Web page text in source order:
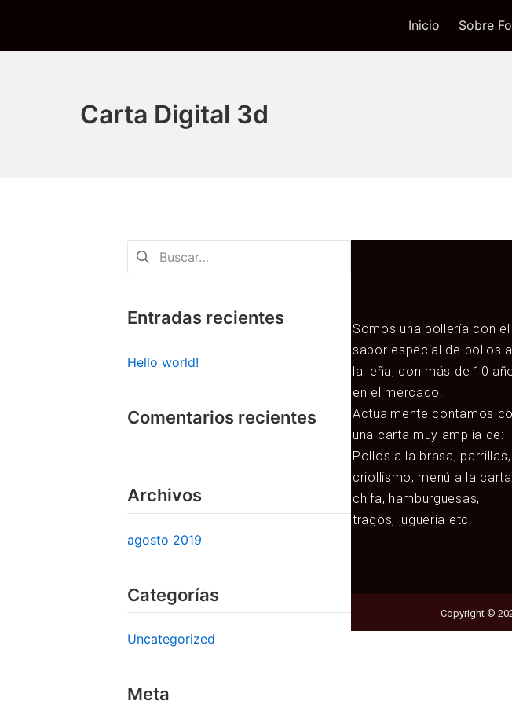
Inicio Sobre
Carta Digital 3d
Entradas recientes
Hello world!
Comentarios recientes
Archivos
agosto 2019
Categorías
Uncategorized
Meta
Somos una pollería con el
sabor especial de pollos a
la leña, con más de 10
en el mercado.
Actualmente contamos
una carta muy amplia de:
Pollos a la brasa, parrillas,
criollismo, menú a la
chifa, hamburguesas,
tragos, juguería etc.
Copyright ©